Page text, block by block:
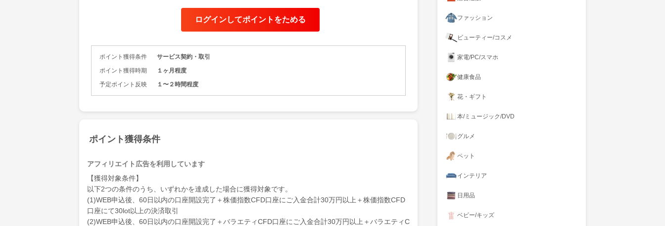
店頭株価指数CFDとしては業界初の自動売買ができるサービスとなりま
す。
資産運用を始めることができます。
また、自身の考えでトレードルールを作成できる機能も有しており、幅
ログインしてポイントをためる
ポイント獲得条件
サービス契約・取引
ポイント獲得時期
１ヶ月程度
予定ポイント反映
１〜２時間程度
ポイント獲得条件
アフィリエイト広告を利用しています
【獲得対象条件】
以下2つの条件のうち、いずれかを達成した場合に獲得対象です。
(1)WEB申込後、60日以内の口座開設完了＋株価指数CFD口座にご入金合計30万円以上＋株価指数CFD
口座にて30lot以上の決済取引
(2)WEB申込後、60日以内の口座開設完了＋バラエティCFD口座にご入金合計30万円以上＋バラエティC
ファッション
ビューティー/コスメ
家電/PC/スマホ
健康食品
花・ギフト
本/ミュージック/DVD
グルメ
ペット
インテリア
日用品
ベビー/キッズ